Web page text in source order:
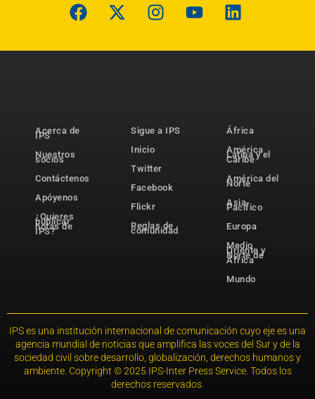
Acerca de
IPS
Nuestros
socios
Contáctenos
Apóyenos
¿Quieres
publicar
notas de
IPS?
Sigue a IPS
Inicio
Twitter
Facebook
Flickr
Reglas de
comunidad
África
América
Latina y el
Caribe
América del
Norte
Asia-
Pacífico
Europa
Medio
Oriente y
Norte de
África
Mundo
IPS es una institución internacional de comunicación cuyo eje es una
agencia mundial de noticias que amplifica las voces del Sur y de la
sociedad civil sobre desarrollo, globalización, derechos humanos y
ambiente. Copyright © 2025 IPS-Inter Press Service. Todos los
derechos reservados.